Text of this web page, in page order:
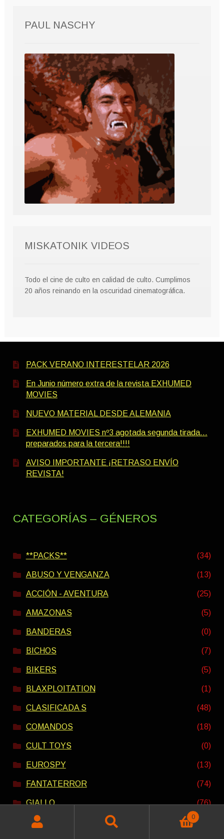
PAUL NASCHY
MISKATONIK VIDEOS
Todo el cine de culto en calidad de culto. Cumplimos
20 años reinando en la oscuridad cinematográfica.
PACK VERANO INTERESTELAR 2026
En Junio número extra de la revista EXHUMED
MOVIES
NUEVO MATERIAL DESDE ALEMANIA
EXHUMED MOVIES nº3 agotada segunda tirada…
preparados para la tercera!!!!
AVISO IMPORTANTE ¡RETRASO ENVÍO
REVISTA!
CATEGORÍAS – GÉNEROS
**PACKS** (34)
ABUSO Y VENGANZA (13)
ACCIÓN - AVENTURA (25)
AMAZONAS (5)
BANDERAS (0)
BICHOS (7)
BIKERS (5)
BLAXPLOITATION (1)
CLASIFICADA S (48)
COMANDOS (18)
CULT TOYS (0)
EUROSPY (13)
FANTATERROR (74)
GIALLO (76)
HISTORICAS (13)
Buscar
0